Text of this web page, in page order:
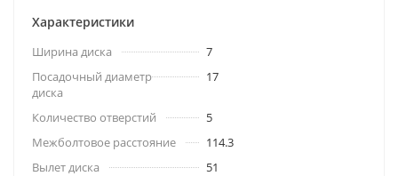
Характеристики
Ширина диска
7
Посадочный диаметр
диска
17
Количество отверстий
5
Межболтовое расстояние
114.3
Вылет диска
51